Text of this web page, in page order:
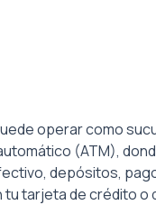
operar como
(ATM),
depósitos,
tarjeta de crédito o